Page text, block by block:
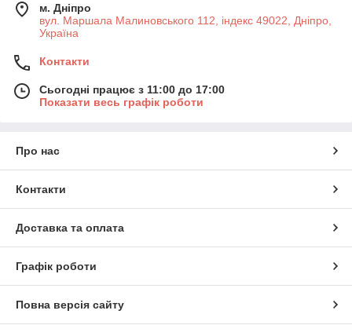
м. Дніпро
вул. Маршала Малиновського 112, індекс 49022, Дніпро,
Україна
Контакти
Сьогодні працює з 11:00 до 17:00
Показати весь графік роботи
Про нас
Контакти
Доставка та оплата
Графік роботи
Повна версія сайту